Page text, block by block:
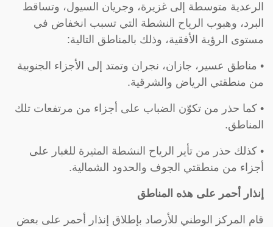
الرعدية متوسطة إلى غزيرة، وجريان السيول، وتساقط
البرد، وهبوب الرياح النشطة التي تسبب انخفاض في
مستوى الرؤية الأفقية، وذلك بالمناطق التالية:
• مناطق عسير، جازان، نجران وتمتد إلى الأجزاء الجنوبية
من منطقتي الرياض والشرقية.
• كما حذر من تكوّن الضباب على أجزاء من مرتفعات تلك
المناطق.
• كذلك حذر من تأير الرياح النشطة المثيرة للغبار على
أجزاء من منطقتي الجوف والحدود الشمالية.
إنذار أحمر على هذه المناطق
قام المركز الوطني للأرصاد بإطلاق إنذار أحمر على بعض